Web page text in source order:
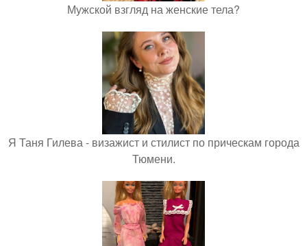
Мужской взгляд на женские тела?
Я Таня Гилева - визажист и стилист по прическам города
Тюмени.